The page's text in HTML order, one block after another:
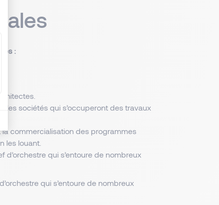
:
les sociétés qui s’occuperont des travaux
commercialisation des programmes
les louant.
d’orchestre qui s’entoure de nombreux
qui s’entoure de nombreux